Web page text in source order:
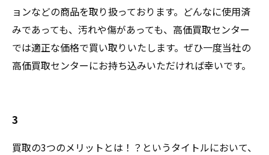
ョンなどの商品を取り扱っております。どんなに使用済
みであっても、汚れや傷があっても、高価買取センター
では適正な価格で買い取りいたします。ぜひ一度当社の
高価買取センターにお持ち込みいただければ幸いです。
3
買取の3つのメリットとは！？というタイトルにおいて、